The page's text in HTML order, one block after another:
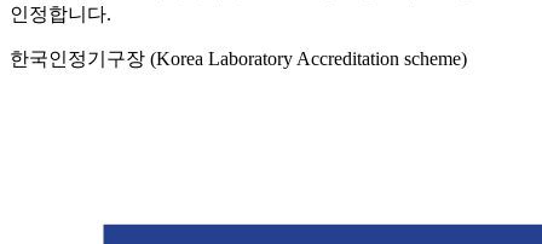
인정합니다.
한국인정기구장 (Korea Laboratory Accreditation scheme)